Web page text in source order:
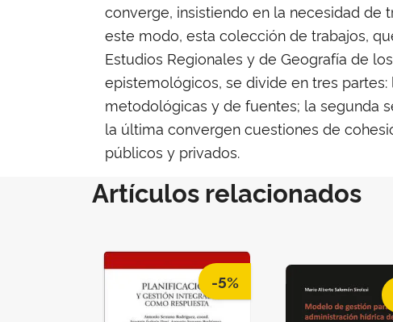
converge, insistiendo en la necesidad de
este modo, esta colección de trabajos,
Estudios Regionales y de Geografía de
epistemológicos, se divide en tres
metodológicas y de fuentes; la segunda
la última convergen cuestiones de
públicos y privados.
Artículos relacionados
-5%